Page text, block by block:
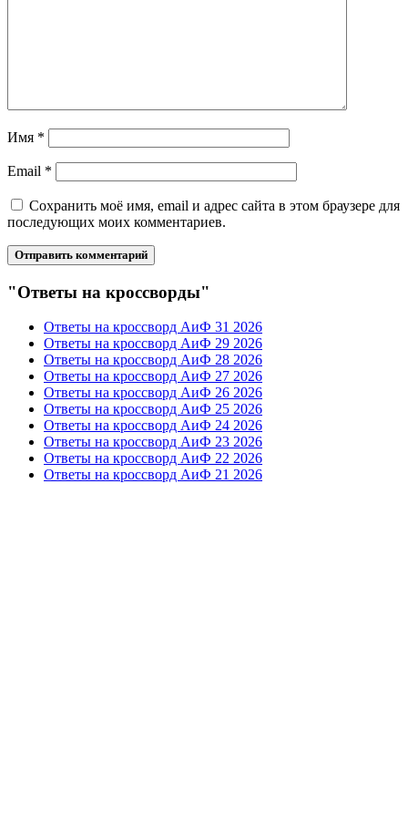
Имя *
Email *
Сохранить моё имя, email и адрес сайта в этом браузере для
последующих моих комментариев.
"Ответы на кроссворды"
Ответы на кроссворд АиФ 31 2026
Ответы на кроссворд АиФ 29 2026
Ответы на кроссворд АиФ 28 2026
Ответы на кроссворд АиФ 27 2026
Ответы на кроссворд АиФ 26 2026
Ответы на кроссворд АиФ 25 2026
Ответы на кроссворд АиФ 24 2026
Ответы на кроссворд АиФ 23 2026
Ответы на кроссворд АиФ 22 2026
Ответы на кроссворд АиФ 21 2026